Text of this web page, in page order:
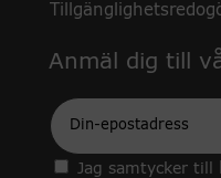
Anmäl dig till
Epost
Jag samtycker till